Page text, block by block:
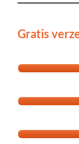
Gratis